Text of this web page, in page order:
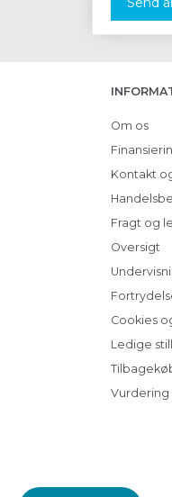
Om os
Kontakt
Fragt og
Oversigt
Cookies
Ledige
Vurdering